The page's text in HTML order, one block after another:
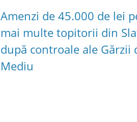
Amenzi de 45.000 de lei
mai multe topitorii din
după controale ale Gărzii
Mediu